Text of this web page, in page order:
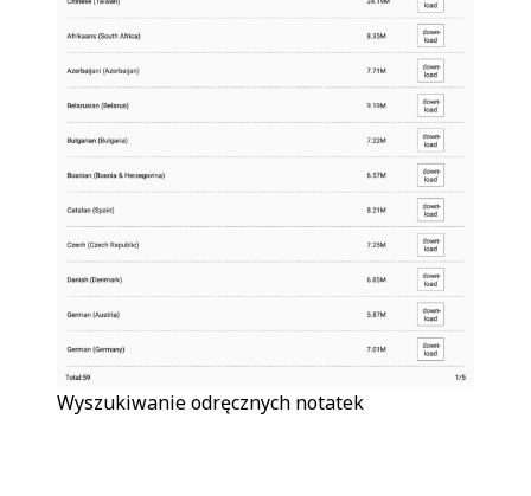
Wyszukiwanie odręcznych notatek